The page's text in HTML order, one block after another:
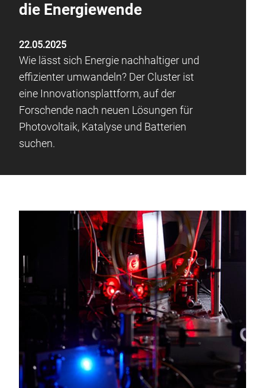
die Energiewende
22.05.2025
Wie lässt sich Energie nachhaltiger und
effizienter umwandeln? Der Cluster ist
eine Innovationsplattform, auf der
Forschende nach neuen Lösungen für
Photovoltaik, Katalyse und Batterien
suchen.